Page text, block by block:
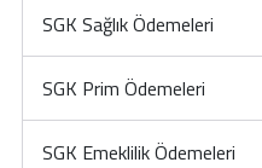
SGK Sağlık Ödemeleri
SGK Prim Ödemeleri
SGK Emeklilik Ödemeleri